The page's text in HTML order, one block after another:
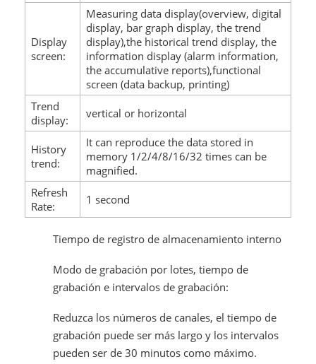
Display
screen:
Measuring data display(overview, digital
display, bar graph display, the trend
display),the historical trend display, the
information display (alarm information,
the accumulative reports),functional
screen (data backup, printing)
Trend
display:
vertical or horizontal
History
trend:
It can reproduce the data stored in
memory 1/2/4/8/16/32 times can be
magnified.
Refresh
Rate:
1 second
Tiempo de registro de almacenamiento interno
Modo de grabación por lotes, tiempo de
grabación e intervalos de grabación:
Reduzca los números de canales, el tiempo de
grabación puede ser más largo y los intervalos
pueden ser de 30 minutos como máximo.